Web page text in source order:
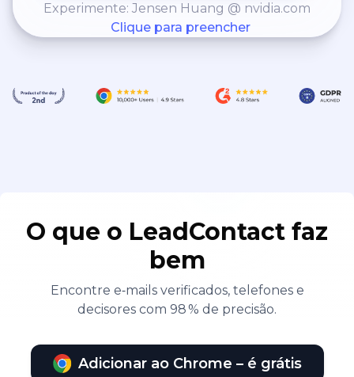
Experimente: Jensen Huang @ nvidia.com
Clique para preencher
O que o LeadContact faz
bem
Encontre e‑mails verificados, telefones e
decisores com 98 % de precisão.
Adicionar ao Chrome – é grátis